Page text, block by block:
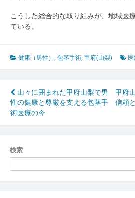
こうした総合的な取り組みが、地域医
ている。
健康（男性） ,包茎手術,甲府(山梨) 医
投
稿
ナ
ビ
ゲ
ー
山々に囲まれた甲府山梨で男
性の健康と尊厳を支える包茎手
術医療の今
甲府
信頼
検索